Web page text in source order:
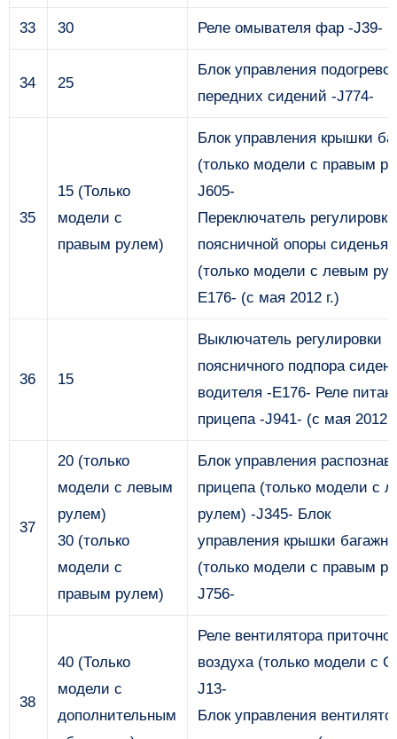
33 30 Реле омывателя фар -J39-
34 25
Блок управления
передних сидений -J774-
35
15 (Только
модели с
правым рулем)
Блок управления крышки
(только модели с правым
J605-
Переключатель регулировки
поясничной опоры сиденья
(только модели с левым
E176- (с мая 2012 г.)
36 15
Выключатель регулировки
поясничного подпора
водителя -E176- Реле
прицепа -J941- (с мая 2012
37
20 (только
модели с левым
рулем)
30 (только
модели с
правым рулем)
Блок управления
прицепа (только модели с
рулем) -J345- Блок
управления крышки
(только модели с правым
J756-
38
40 (Только
модели с
дополнительным
Реле вентилятора
воздуха (только модели с
J13-
Блок управления